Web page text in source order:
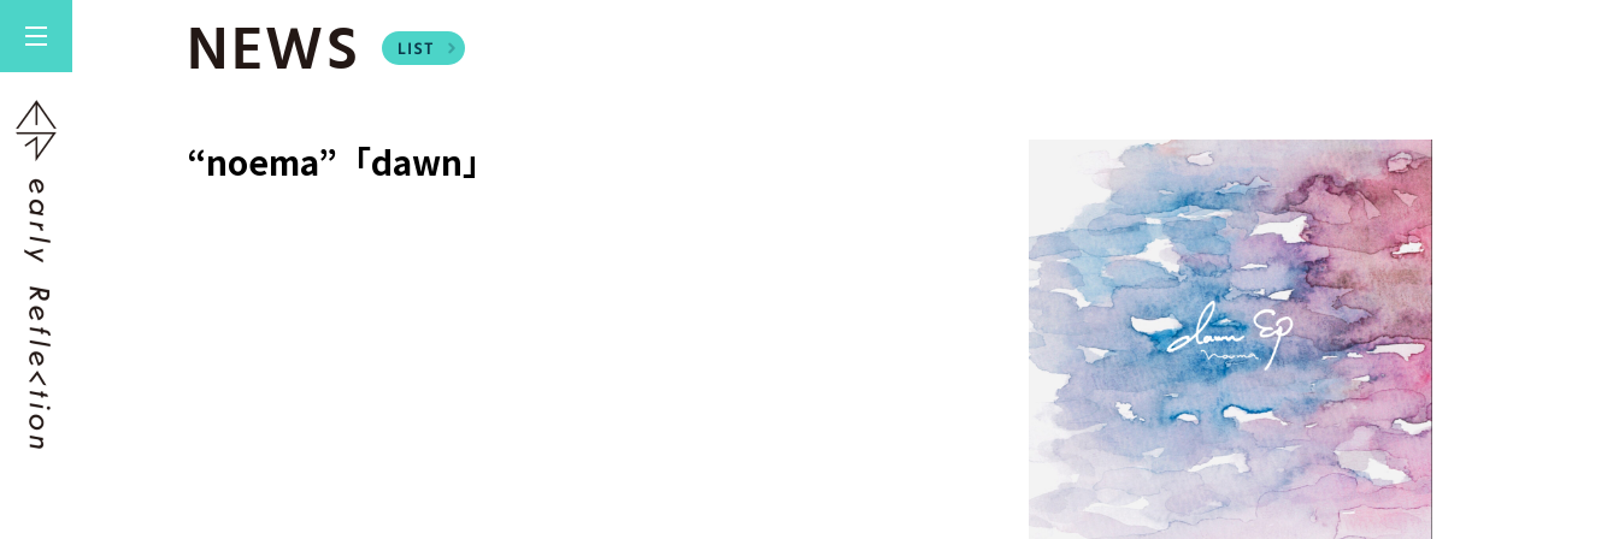
NEWS
“noema”「dawn」